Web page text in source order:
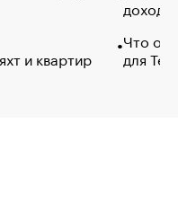
и квартир
Что
для